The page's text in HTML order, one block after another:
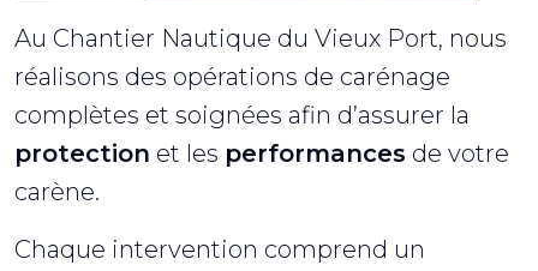
Au Chantier Nautique du Vieux Port, nous
réalisons des opérations de carénage
complètes et soignées afin d’assurer la
protection et les performances de votre
carène.
Chaque intervention comprend un